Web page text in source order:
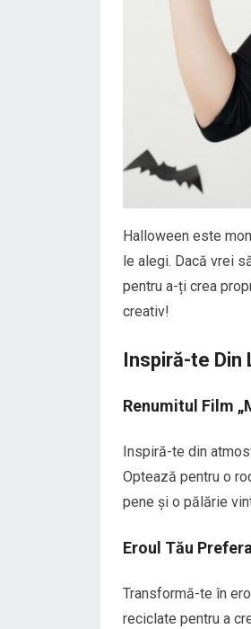
Halloween este
le alegi. Dacă vrei
pentru a-ți crea
creativ!
Inspiră-te
Renumitul Film
Inspiră-te din
Optează pentru o
pene și o pălărie
Eroul Tău
Transformă-te în
reciclate pentru a